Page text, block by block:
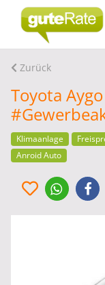
Zurück
Toyota
Klimaanlage
Anroid Auto